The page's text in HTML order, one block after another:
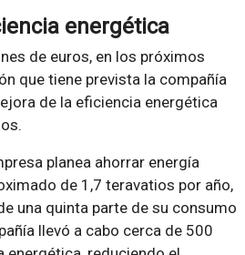
energética
de euros, en los próximos
que tiene prevista la compañía
de la eficiencia energética
planea ahorrar energía
de 1,7 teravatios por año,
una quinta parte de su consumo
llevó a cabo cerca de 500